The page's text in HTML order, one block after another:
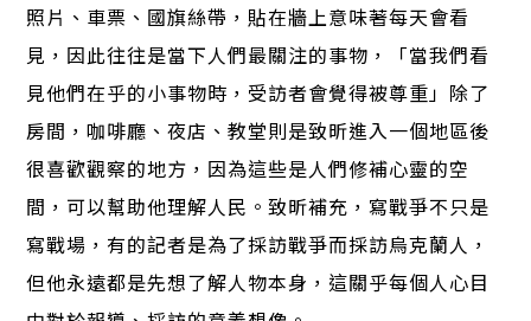
照片、車票、國旗絲帶，貼在牆上意味著每天會看
見，因此往往是當下人們最關注的事物，「當我們看
見他們在乎的小事物時，受訪者會覺得被尊重」除了
房間，咖啡廳、夜店、教堂則是致昕進入一個地區後
很喜歡觀察的地方，因為這些是人們修補心靈的空
間，可以幫助他理解人民。致昕補充，寫戰爭不只是
寫戰場，有的記者是為了採訪戰爭而採訪烏克蘭人，
但他永遠都是先想了解人物本身，這關乎每個人心目